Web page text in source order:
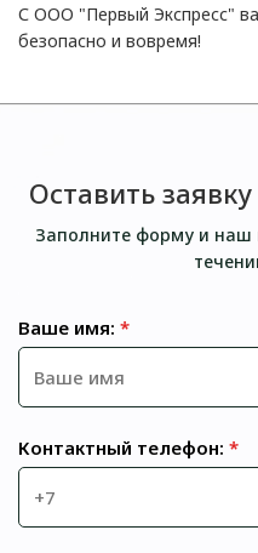
С ООО "Первый Экспресс"
безопасно и вовремя!
Оставить
Заполните форму и наш
Ваше имя: *
Контактный телефон: *